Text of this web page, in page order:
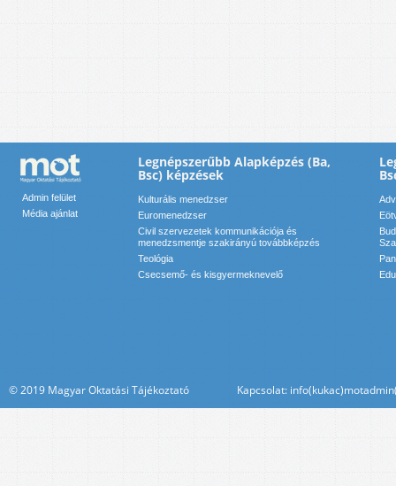
Admin felület
Média ajánlat
Legnépszerűbb Alapképzés (Ba,
Bsc) képzések
Kulturális menedzser
Euromenedzser
Civil szervezetek kommunikációja és
menedzsmentje szakirányú továbbképzés
Teológia
Csecsemő- és kisgyermeknevelő
© 2019 Magyar Oktatási Tájékoztató Kapcsolat: